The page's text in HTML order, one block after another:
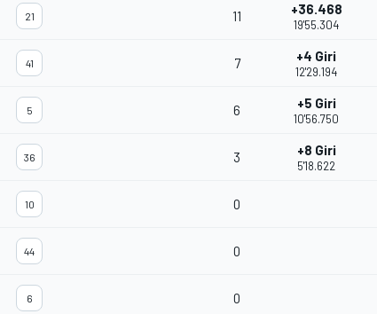
21 11 +36.468
19'55.304
41 7 +4 Giri
12'29.194
5 6 +5 Giri
10'56.750
36 3 +8 Giri
5'18.622
10 0
44 0
6 0